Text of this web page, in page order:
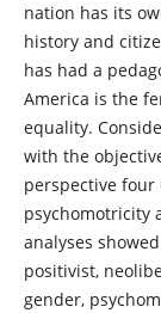
nation has its
history and
has had a
America is the
equality.
with the
perspective
psychomotricity
analyses
positivist,
gender,